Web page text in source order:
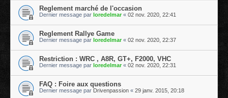
Reglement marché de l'occasion
Dernier message par loredelmar « 02 nov. 2020, 22:41
Reglement Rallye Game
Dernier message par loredelmar « 02 nov. 2020, 22:37
Restriction : WRC , A8R, GT+, F2000, VHC
Dernier message par loredelmar « 02 nov. 2020, 22:31
FAQ : Foire aux questions
Dernier message par Drivenpassion « 29 janv. 2015, 20:18